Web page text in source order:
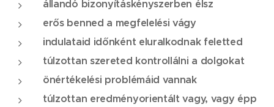
állandó bizonyításkényszerben élsz
erős benned a megfelelési vágy
indulataid időnként eluralkodnak feletted
túlzottan szereted kontrollálni a dolgokat
önértékelési problémáid vannak
túlzottan eredményorientált vagy, vagy épp